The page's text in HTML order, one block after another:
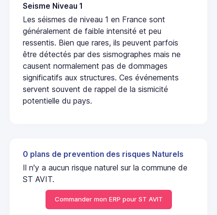
Seisme Niveau 1
Les séismes de niveau 1 en France sont
généralement de faible intensité et peu
ressentis. Bien que rares, ils peuvent parfois
être détectés par des sismographes mais ne
causent normalement pas de dommages
significatifs aux structures. Ces événements
servent souvent de rappel de la sismicité
potentielle du pays.
0 plans de prevention des risques Naturels
Il n'y a aucun risque naturel sur la commune de
ST AVIT.
Commander mon ERP pour ST AVIT